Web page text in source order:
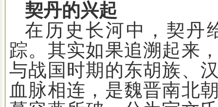
契丹的兴起
在历史长河中，契丹
踪。其实如果追溯起来
与战国时期的东胡族、
血脉相连，是魏晋南北